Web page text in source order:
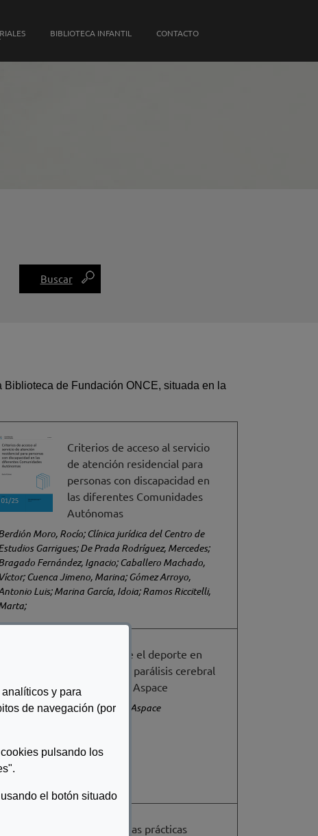
y para
de navegación (por
pulsando los
el botón situado
PROPIAS BIBLIOTECA INFANTIL CONTACTO
de Fundación ONCE, situada en la
Criterios de acceso al servicio
de atención residencial para
personas con discapacidad en
las diferentes Comunidades
Autónomas
Moro, Rocío; Clínica jurídica del Centro de
Garrigues; De Prada Rodríguez, Mercedes;
Fernández, Ignacio; Caballero Machado,
Víctor; Cuenca Jimeno, Marina; Gómez Arroyo,
Luis; Marina García, Idoia; Ramos Riccitelli,
Estudio sobre el deporte en
personas con parálisis cerebral
de entidades Aspace
Confederación Aspace
Guía de buenas prácticas